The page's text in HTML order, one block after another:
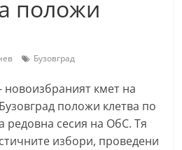
положи
Бузовград
кмет на
положи клетва по
редовна сесия на ОбС. Тя
избори, проведени